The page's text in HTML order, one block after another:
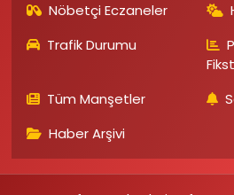
Nöbetçi Eczaneler
Trafik Durumu
Tüm Manşetler
Haber Arşivi